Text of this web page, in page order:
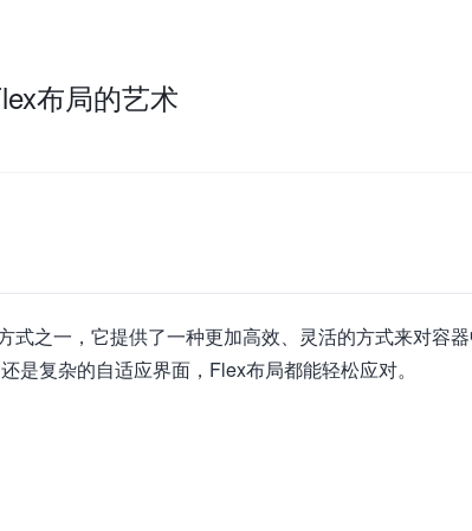
布局的艺术
之一，它提供了一种更加高效、灵活的方式来对容
复杂的自适应界面，Flex布局都能轻松应对。